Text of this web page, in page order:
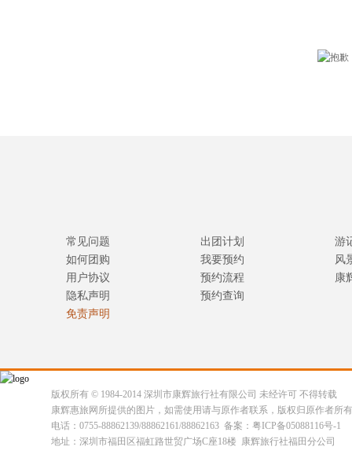
常见问题
如何团购
用户协议
隐私声明
免责声明
出团计划
我要预约
预约流程
预约查询
游
风
康
版权所有 © 1984-2014 深圳市康辉旅行社有限公司 未经许可 不得转载
康辉惠旅网所提供的图片，如需使用请与原作者联系，版权归原作者所
电话：0755-88862139/88862161/88862163 备案：粤ICP备05088116号-1
地址：深圳市福田区福虹路世贸广场C座18楼 康辉旅行社福田分公司